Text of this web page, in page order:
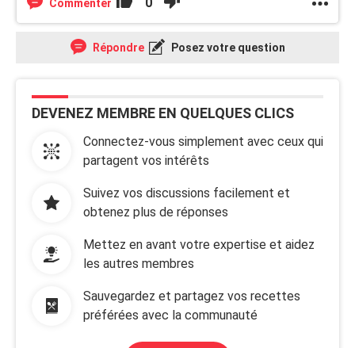
Commenter
Répondre Posez votre question
DEVENEZ MEMBRE EN QUELQUES CLICS
Connectez-vous simplement avec ceux qui
partagent vos intérêts
Suivez vos discussions facilement et
obtenez plus de réponses
Mettez en avant votre expertise et aidez
les autres membres
Sauvegardez et partagez vos recettes
préférées avec la communauté